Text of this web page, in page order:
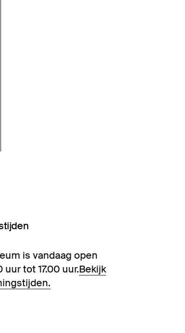
is vandaag open
uur tot 17.00 uur.Bekijk